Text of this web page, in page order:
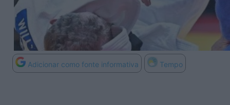
Adicionar como fonte informativa Tempo